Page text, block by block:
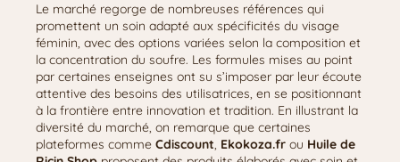
Le marché regorge de nombreuses références qui
promettent un soin adapté aux spécificités du visage
féminin, avec des options variées selon la composition et
la concentration du soufre. Les formules mises au point
par certaines enseignes ont su s’imposer par leur écoute
attentive des besoins des utilisatrices, en se positionnant
à la frontière entre innovation et tradition. En illustrant la
diversité du marché, on remarque que certaines
plateformes comme Cdiscount, Ekokoza.fr ou Huile de